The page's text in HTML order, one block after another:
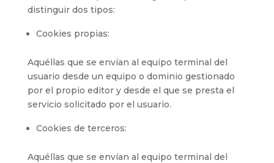
distinguir dos tipos:
Cookies propias:
Aquéllas que se envían al equipo terminal del
usuario desde un equipo o dominio gestionado
por el propio editor y desde el que se presta el
servicio solicitado por el usuario.
Cookies de terceros:
Aquéllas que se envían al equipo terminal del